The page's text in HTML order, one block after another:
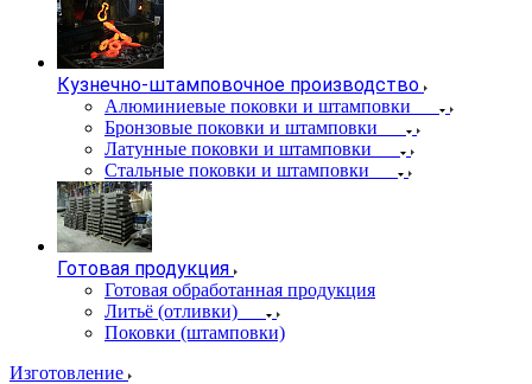
Кузнечно-штамповочное производство
Алюминиевые поковки и штамповки
Бронзовые поковки и штамповки
Латунные поковки и штамповки
Стальные поковки и штамповки
Готовая продукция
Готовая обработанная продукция
Литьё (отливки)
Поковки (штамповки)
Изготовление